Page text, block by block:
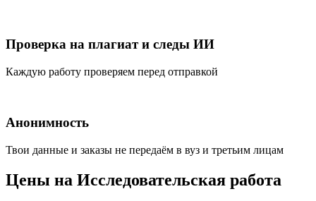
Проверка на плагиат и следы ИИ
Каждую работу проверяем перед отправкой
Анонимность
Твои данные и заказы не передаём в вуз и третьим лицам
Цены на Исследовательская работа